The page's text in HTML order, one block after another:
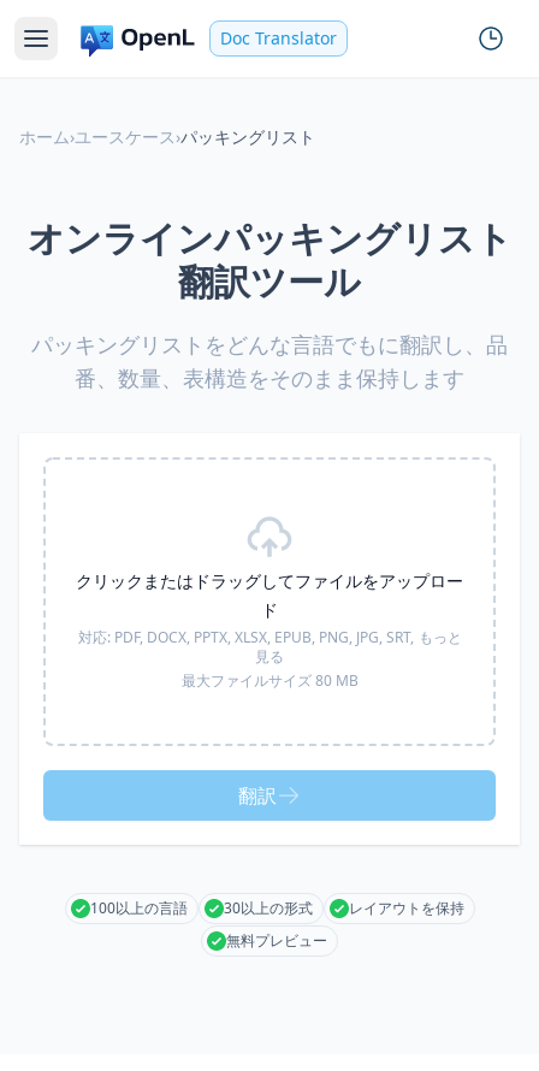
Doc Translator
ホーム›ユースケース›パッキングリスト
オンラインパッキングリスト
翻訳ツール
パッキングリストをどんな言語でもに翻訳し、品
番、数量、表構造をそのまま保持します
クリックまたはドラッグしてファイルをアップロー
ド
対応: PDF, DOCX, PPTX, XLSX, EPUB, PNG, JPG, SRT, もっと
見る
最大ファイルサイズ 80 MB
翻訳
100以上の言語 30以上の形式
レイアウトを保持
無料プレビュー